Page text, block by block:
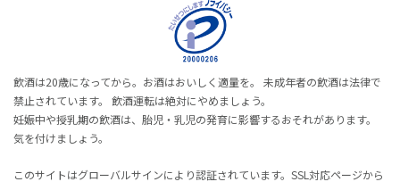
飲酒は20歳になってから。お酒はおいしく適量を。 未成年者の飲酒は法律で
禁止されています。 飲酒運転は絶対にやめましょう。
妊娠中や授乳期の飲酒は、胎児・乳児の発育に影響するおそれがあります。
気を付けましょう。
このサイトはグローバルサインにより認証されています。SSL対応ページから